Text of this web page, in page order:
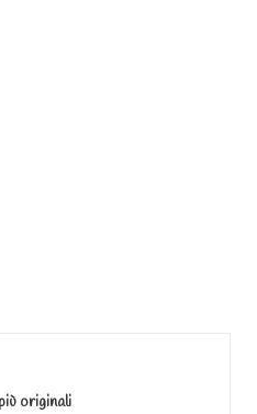
originali